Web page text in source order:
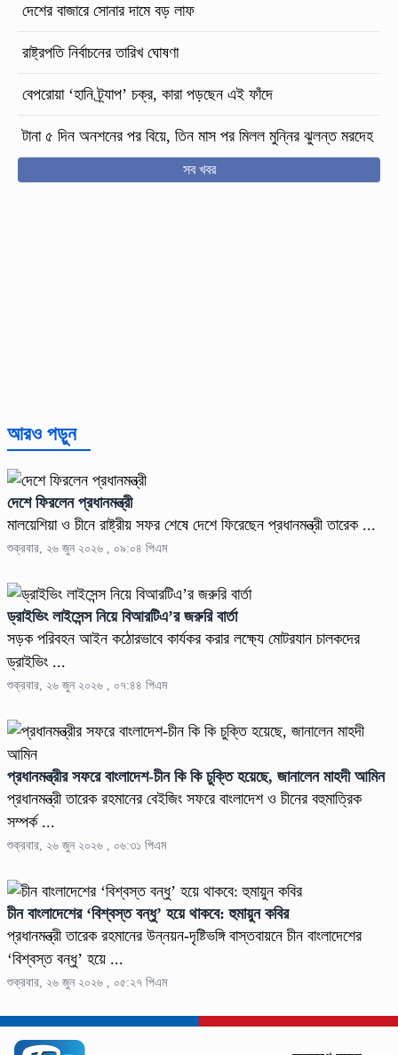
দেশের বাজারে সোনার দামে বড় লাফ
রাষ্ট্রপতি নির্বাচনের তারিখ ঘোষণা
বেপরোয়া ‘হানি ট্র্যাপ’ চক্র, কারা পড়ছেন এই ফাঁদে
টানা ৫ দিন অনশনের পর বিয়ে, তিন মাস পর মিলল মুন্নির ঝুলন্ত মরদেহ
সব খবর
আরও পড়ুন
দেশে ফিরলেন প্রধানমন্ত্রী
মালয়েশিয়া ও চীনে রাষ্ট্রীয় সফর শেষে দেশে ফিরেছেন প্রধানমন্ত্রী তারেক ...
শুক্রবার, ২৬ জুন ২০২৬ , ০৯:০৪ পিএম
ড্রাইভিং লাইসেন্স নিয়ে বিআরটিএ’র জরুরি বার্তা
সড়ক পরিবহন আইন কঠোরভাবে কার্যকর করার লক্ষ্যে মোটরযান চালকদের
ড্রাইভিং ...
শুক্রবার, ২৬ জুন ২০২৬ , ০৭:৪৪ পিএম
প্রধানমন্ত্রীর সফরে বাংলাদেশ-চীন কি কি চুক্তি হয়েছে, জানালেন মাহদী আমিন
প্রধানমন্ত্রী তারেক রহমানের বেইজিং সফরে বাংলাদেশ ও চীনের বহুমাত্রিক
সম্পর্ক ...
শুক্রবার, ২৬ জুন ২০২৬ , ০৬:৩১ পিএম
চীন বাংলাদেশের ‘বিশ্বস্ত বন্ধু’ হয়ে থাকবে: হুমায়ুন কবির
প্রধানমন্ত্রী তারেক রহমানের উন্নয়ন-দৃষ্টিভঙ্গি বাস্তবায়নে চীন বাংলাদেশের
‘বিশ্বস্ত বন্ধু’ হয়ে ...
শুক্রবার, ২৬ জুন ২০২৬ , ০৫:২৭ পিএম